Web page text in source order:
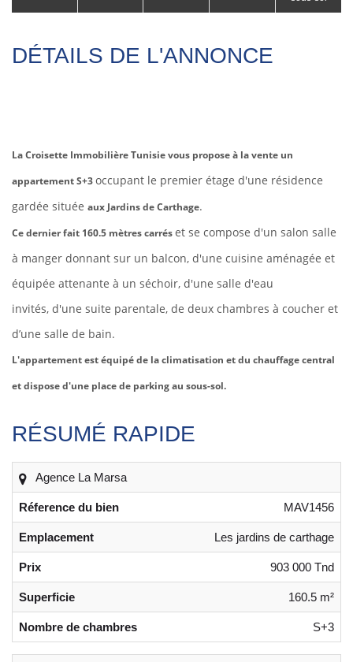
DÉTAILS DE L'ANNONCE
La Croisette Immobilière Tunisie vous propose à la vente un
appartement S+3occupant le premier étage d'une résidence
gardée située aux Jardins de Carthage.
Ce dernier fait 160.5 mètres carréset se compose d'un salon salle
à manger donnant sur un balcon, d'une cuisine aménagée et
équipée attenante à un séchoir, d'une salle d'eau
invités, d'une suite parentale, de deux chambres à coucher et
d’une salle de bain.
L'appartement est équipé de la climatisation et du chauffage central
et dispose d'une place de parking au sous-sol.
RÉSUMÉ RAPIDE
Agence La Marsa
Réference du bien MAV1456
Emplacement Les jardins de carthage
Prix 903 000 Tnd
Superficie 160.5 m²
Nombre de chambres S+3